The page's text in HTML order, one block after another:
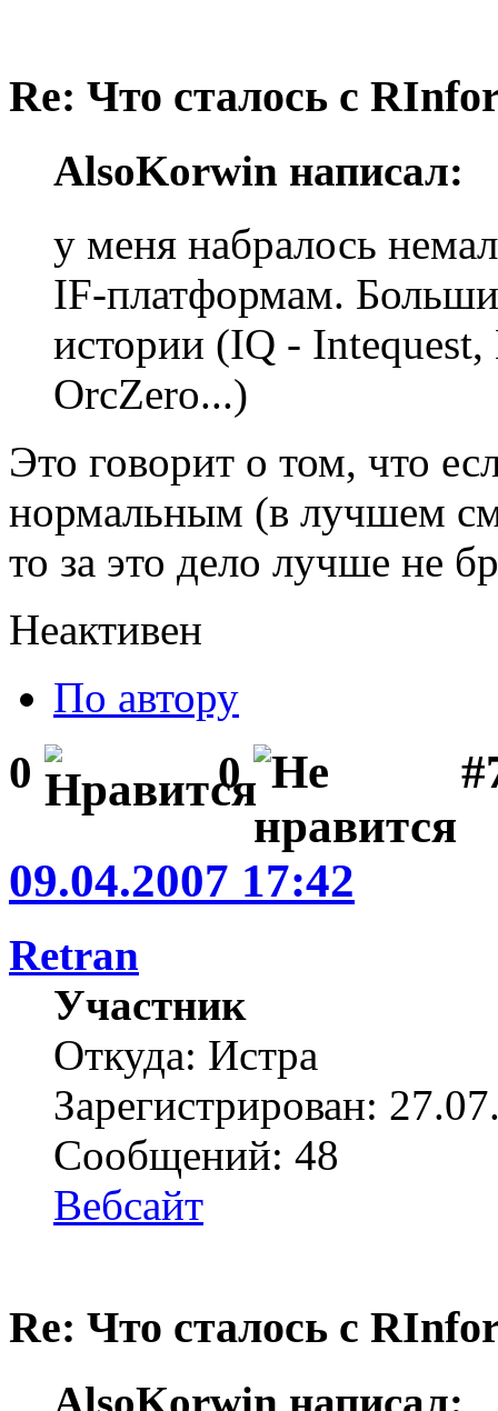
Re: Что сталось с
AlsoKorwin написал:
у меня набралось
IF-платформам.
истории (IQ -
OrcZero...)
Это говорит о том, что
нормальным (в лучшем
то за это дело лучше не
Неактивен
По автору
0 0
09.04.2007 17:42
Retran
Участник
Откуда: Истра
Зарегистрирован:
Сообщений: 48
Вебсайт
Re: Что сталось с